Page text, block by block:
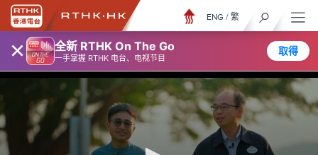
× 全新 RTHK On The Go
一手掌握 RTHK 电台、电视节目
取得
ENG / 繁